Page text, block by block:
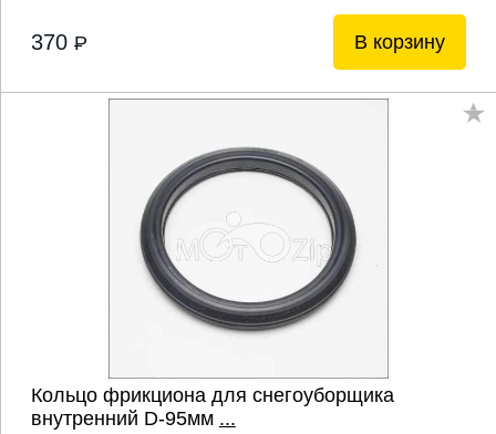
370 P В корзину
Кольцо фрикциона для снегоуборщика
внутренний D-95мм ...